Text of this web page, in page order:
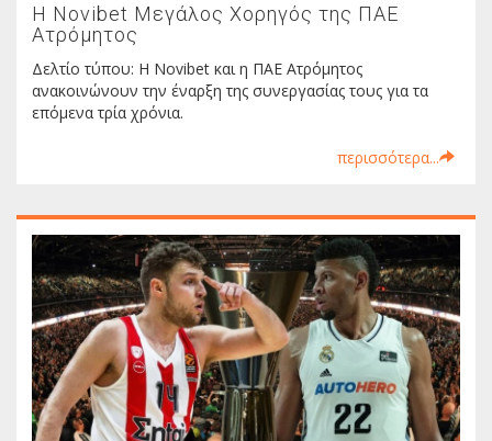
Η Novibet Μεγάλος Χορηγός της ΠΑΕ
Ατρόμητος
Δελτίο τύπου: Η Novibet και η ΠΑΕ Ατρόμητος
ανακοινώνουν την έναρξη της συνεργασίας τους για τα
επόμενα τρία χρόνια.
περισσότερα...